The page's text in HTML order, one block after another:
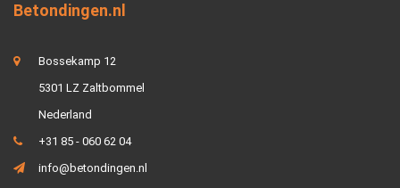
Betondingen.nl
Bossekamp 12
5301 LZ Zaltbommel
Nederland
+31 85 - 060 62 04
info@betondingen.nl